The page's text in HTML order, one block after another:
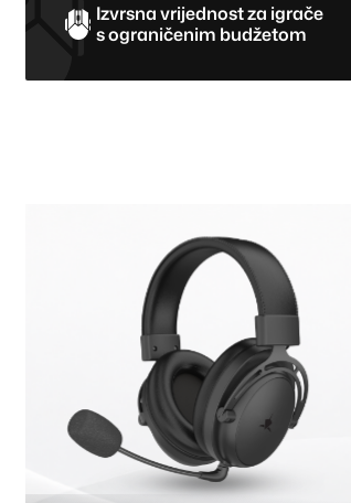
Izvrsna vrijednost za igrače
s ograničenim budžetom